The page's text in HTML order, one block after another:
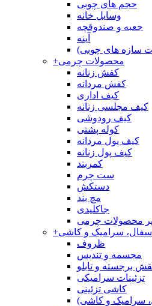
حجم های چوبی
وسایل خانه
جعبه و صندوقچه
آینه
سازه های چوبی)
+محصولات چرمی
کفش زنانه
کفش مردانه
کیف اداری
کیف مجلسی زنانه
کیف رودوشی
کوله پشتی
کیف پول مردانه
کیف پول زنانه
کمربند
ست چرم
دستکش
مچ بند
جاکلیدی
محصولات چرمی
+سفال، سرامیک و کاشی
ظروف
مجسمه و تندیس
برجسته و تابلو
تزئینات سرامیکی
کاشی تزئینی
سرامیک و کاشی)